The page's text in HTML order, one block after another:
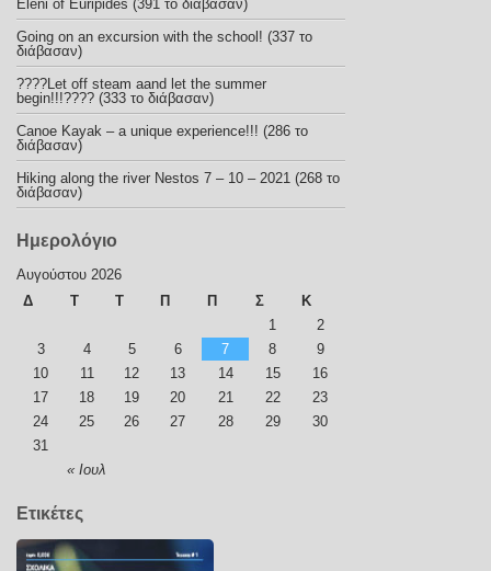
Eleni of Euripides (391 το διάβασαν)
Going on an excursion with the school! (337 το
διάβασαν)
????Let off steam aand let the summer
begin!!!???? (333 το διάβασαν)
Canoe Kayak – a unique experience!!! (286 το
διάβασαν)
Hiking along the river Nestos 7 – 10 – 2021 (268 το
διάβασαν)
Ημερολόγιο
Αυγούστου 2026
Δ
Τ Τ Π Π Σ Κ
« Ιουλ
1
2
3
4 5 6 7 8
9
10
11 12 13 14 15
16
17
18 19 20 21 22
23
24
25 26 27 28 29
30
31
Ετικέτες